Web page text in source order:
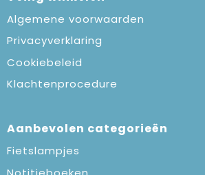
Algemene voorwaarden
Privacyverklaring
Cookiebeleid
Klachtenprocedure
Aanbevolen categorieën
Fietslampjes